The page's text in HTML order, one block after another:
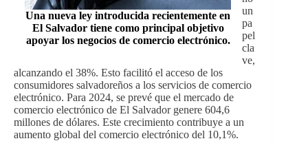
Una nueva ley introducida recientemente en
El Salvador tiene como principal objetivo
apoyar los negocios de comercio electrónico.
un
pa
pel
cla
ve,
alcanzando el 38%. Esto facilitó el acceso de los
consumidores salvadoreños a los servicios de comercio
electrónico. Para 2024, se prevé que el mercado de
comercio electrónico de El Salvador genere 604,6
millones de dólares. Este crecimiento contribuye a un
aumento global del comercio electrónico del 10,1%.